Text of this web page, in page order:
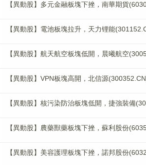
【異動股】多元金融板塊下挫，南華期貨
【異動股】電池板塊拉升，天力锂能
【異動股】航天航空板塊低開，晨曦航空
【異動股】VPN板塊高開，北信源
【異動股】核污染防治板塊低開，捷強裝備
【異動股】農藥獸藥板塊下挫，蘇利股份
【異動股】美容護理板塊下挫，諾邦股份